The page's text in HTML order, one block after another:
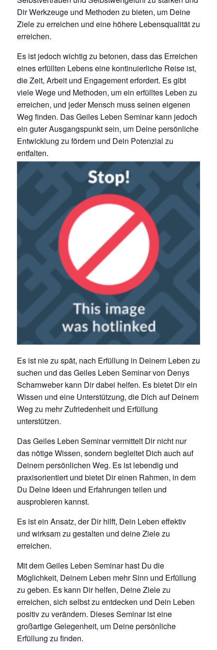
Dir Werkzeuge und Methoden zu bieten, um Deine
Ziele zu erreichen und eine höhere Lebensqualität zu
erreichen.
Es ist jedoch wichtig zu betonen, dass das Erreichen
eines erfüllten Lebens eine kontinuierliche Reise ist,
die Zeit, Arbeit und Engagement erfordert. Es gibt
viele Wege und Methoden, um ein erfülltes Leben zu
erreichen, und jeder Mensch muss seinen eigenen
Weg finden. Das Geiles Leben Seminar kann jedoch
ein guter Ausgangspunkt sein, um Deine persönliche
Entwicklung zu fördern und Dein Potenzial zu
entfalten.
Es ist nie zu spät, nach Erfüllung in Deinem Leben zu
suchen und das Geiles Leben Seminar von Denys
Scharnweber kann Dir dabei helfen. Es bietet Dir ein
Wissen und eine Unterstützung, die Dich auf Deinem
Weg zu mehr Zufriedenheit und Erfüllung
unterstützen.
Das Geiles Leben Seminar vermittelt Dir nicht nur
das nötige Wissen, sondern begleitet Dich auch auf
Deinem persönlichen Weg. Es ist lebendig und
praxisorientiert und bietet Dir einen Rahmen, in dem
Du Deine Ideen und Erfahrungen teilen und
ausprobieren kannst.
Es ist ein Ansatz, der Dir hilft, Dein Leben effektiv
und wirksam zu gestalten und deine Ziele zu
erreichen.
Mit dem Geiles Leben Seminar hast Du die
Möglichkeit, Deinem Leben mehr Sinn und Erfüllung
zu geben. Es kann Dir helfen, Deine Ziele zu
erreichen, sich selbst zu entdecken und Dein Leben
positiv zu verändern. Dieses Seminar ist eine
großartige Gelegenheit, um Deine persönliche
Erfüllung zu finden.